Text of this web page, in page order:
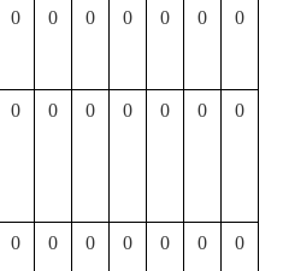
0 0 0 0 0 0 0
0 0 0 0 0 0 0
0 0 0 0 0 0 0